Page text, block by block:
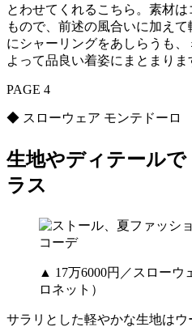
とわせてくれるこちら。素材
もので、前述の風合いに加え
にシャーリングをあしらうも
よって品良い着姿にまとまりま
PAGE 4
◆ スローウェア モンテドーロ
生地やディテール
ラス
▲ 17万6000円／スローウ
ロネット）
サラリとした軽やかな生地は